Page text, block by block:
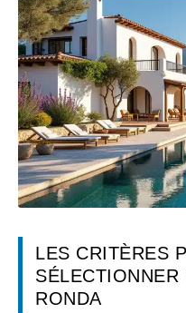
LES CRITÈRES
RONDA